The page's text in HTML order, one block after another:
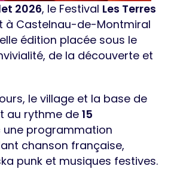
2026, le Festival Les Terres
à Castelnau-de-Montmiral
édition placée sous le
de la découverte et
le village et la base de
au rythme de15
une programmation
chanson française,
punk et musiques festives.